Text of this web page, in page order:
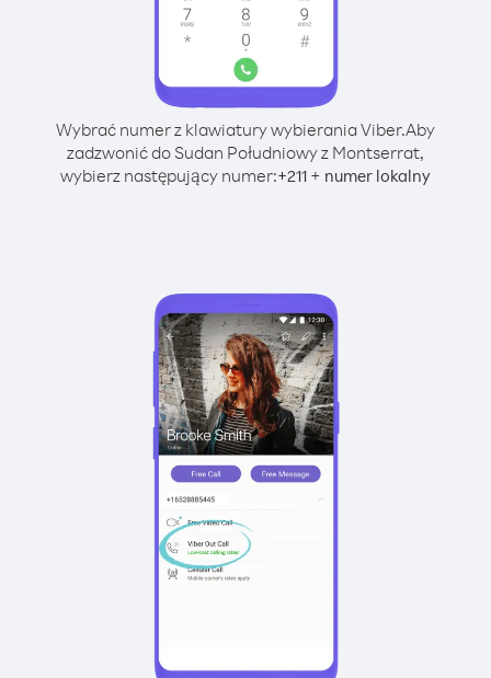
Wybrać numer z klawiatury wybierania Viber.Aby
zadzwonić do Sudan Południowy z Montserrat,
wybierz następujący numer:+211 + numer lokalny